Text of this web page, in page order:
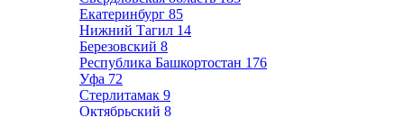
Екатеринбург 85
Нижний Тагил 14
Березовский 8
Республика Башкортостан 176
Уфа 72
Стерлитамак 9
Октябрьский 8